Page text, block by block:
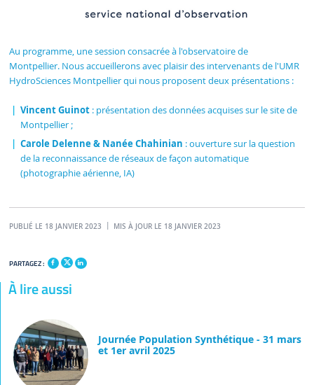
Au programme, une session consacrée à l'observatoire de
Montpellier. Nous accueillerons avec plaisir des intervenants de l'UMR
HydroSciences Montpellier qui nous proposent deux présentations :
Vincent Guinot: présentation des données acquises sur le site de
Montpellier ;
Carole Delenne & Nanée Chahinian : ouverture sur la question
de la reconnaissance de réseaux de façon automatique
(photographie aérienne, IA)
PUBLIÉ LE 18 JANVIER 2023 MIS À JOUR LE 18 JANVIER 2023
PARTAGEZ :
À lire aussi
Journée Population Synthétique - 31 mars
et 1er avril 2025